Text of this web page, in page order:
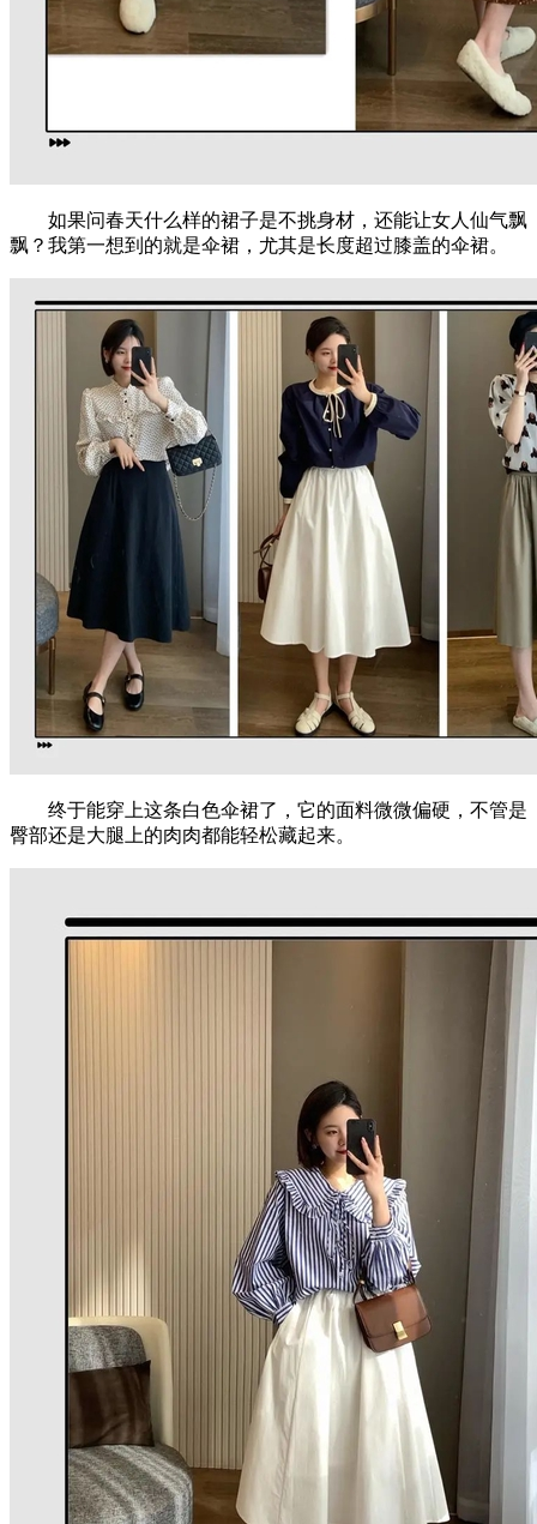
如果问春天什么样的裙子是不挑身材，还能让女人仙气飘
飘？我第一想到的就是伞裙，尤其是长度超过膝盖的伞裙。
终于能穿上这条白色伞裙了，它的面料微微偏硬，不管是
臀部还是大腿上的肉肉都能轻松藏起来。